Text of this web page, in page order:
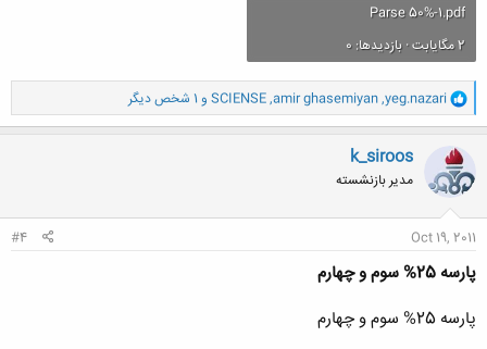
Parse 50%-1.pdf
2 مگایابت · بازدیدها: 0
و
ا
ک
ن
ش
ه
ا
yeg.nazari
,
amir ghasemiyan
,
SCIENSE و 1 شخص دیگر
k_siroos
مدیر بازنشسته
Oct 19, 2011
#4
پارسه 25% سوم و چهارم
پارسه 25% سوم و چهارم